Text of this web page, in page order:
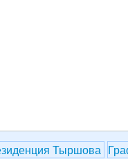
Тыршова